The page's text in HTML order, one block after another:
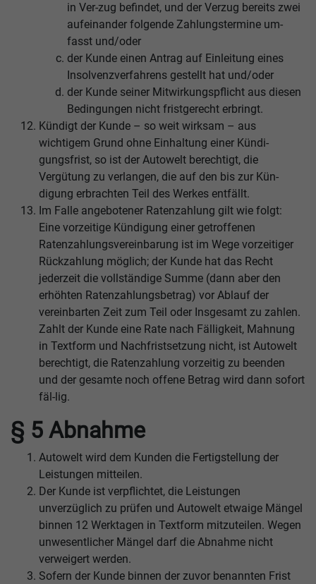
in Ver-zug befindet, und der Verzug bereits zwei
aufeinander folgende Zahlungstermine um-
fasst und/oder
der Kunde einen Antrag auf Einleitung eines
Insolvenzverfahrens gestellt hat und/oder
der Kunde seiner Mitwirkungspflicht aus diesen
Bedingungen nicht fristgerecht erbringt.
Kündigt der Kunde – so weit wirksam – aus
wichtigem Grund ohne Einhaltung einer Kündi-
gungsfrist, so ist der Autowelt berechtigt, die
Vergütung zu verlangen, die auf den bis zur Kün-
digung erbrachten Teil des Werkes entfällt.
Im Falle angebotener Ratenzahlung gilt wie folgt:
Eine vorzeitige Kündigung einer getroffenen
Ratenzahlungsvereinbarung ist im Wege vorzeitiger
Rückzahlung möglich; der Kunde hat das Recht
jederzeit die vollständige Summe (dann aber den
erhöhten Ratenzahlungsbetrag) vor Ablauf der
vereinbarten Zeit zum Teil oder Insgesamt zu zahlen.
Zahlt der Kunde eine Rate nach Fälligkeit, Mahnung
in Textform und Nachfristsetzung nicht, ist Autowelt
berechtigt, die Ratenzahlung vorzeitig zu beenden
und der gesamte noch offene Betrag wird dann sofort
fäl-lig.
§ 5 Abnahme
Autowelt wird dem Kunden die Fertigstellung der
Leistungen mitteilen.
Der Kunde ist verpflichtet, die Leistungen
unverzüglich zu prüfen und Autowelt etwaige Mängel
binnen 12 Werktagen in Textform mitzuteilen. Wegen
unwesentlicher Mängel darf die Abnahme nicht
verweigert werden.
Sofern der Kunde binnen der zuvor benannten Frist